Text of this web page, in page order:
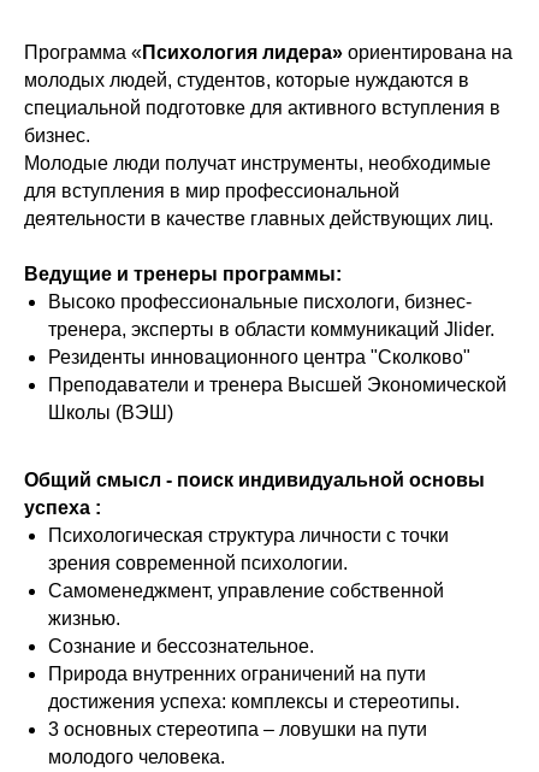
Программа «Психология лидера» ориентирована на
молодых людей, студентов, которые нуждаются в
специальной подготовке для активного вступления в
бизнес.
Молодые люди получат инструменты, необходимые
для вступления в мир профессиональной
деятельности в качестве главных действующих лиц.
Ведущие и тренеры программы:
Высоко профессиональные писхологи, бизнес-
тренера, эксперты в области коммуникаций Jlider.
Резиденты инновационного центра "Сколково"
Преподаватели и тренера Высшей Экономической
Школы (ВЭШ)
Общий смысл - поиск индивидуальной основы
успеха :
Психологическая структура личности с точки
зрения современной психологии.
Cамоменеджмент, управление собственной
жизнью.
Сознание и бессознательное.
Природа внутренних ограничений на пути
достижения успеха: комплексы и стереотипы.
3 основных стереотипа – ловушки на пути
молодого человека.